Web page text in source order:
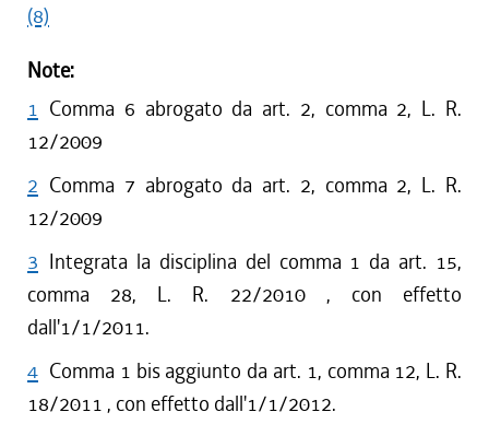
(8)
Note:
1 Comma 6 abrogato da art. 2, comma 2, L. R.
12/2009
2 Comma 7 abrogato da art. 2, comma 2, L. R.
12/2009
3 Integrata la disciplina del comma 1 da art. 15,
comma 28, L. R. 22/2010 , con effetto
dall'1/1/2011.
4 Comma 1 bis aggiunto da art. 1, comma 12, L. R.
18/2011 , con effetto dall'1/1/2012.